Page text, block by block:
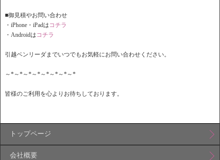
■御見積やお問い合わせ
・iPhone・iPadは コチラ
・Androidは コチラ
引越ベンリーダまでいつでもお気軽にお問い合わせください。
～*～*～*～*～*～*～*～*
皆様のご利用を心よりお待ちしております。
トップページ
会社概要